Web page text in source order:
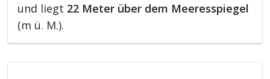
und liegt 22 Meter über dem Meeresspiegel
(m ü. M.).